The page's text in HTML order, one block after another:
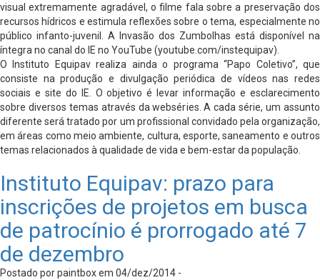
visual extremamente agradável, o filme fala sobre a preservação dos
recursos hídricos e estimula reflexões sobre o tema, especialmente no
público infanto-juvenil. A Invasão dos Zumbolhas está disponível na
íntegra no canal do IE no YouTube (youtube.com/instequipav).
O Instituto Equipav realiza ainda o programa “Papo Coletivo”, que
consiste na produção e divulgação periódica de vídeos nas redes
sociais e site do IE. O objetivo é levar informação e esclarecimento
sobre diversos temas através da webséries. A cada série, um assunto
diferente será tratado por um profissional convidado pela organização,
em áreas como meio ambiente, cultura, esporte, saneamento e outros
temas relacionados à qualidade de vida e bem-estar da população.
Instituto Equipav: prazo para
inscrições de projetos em busca
de patrocínio é prorrogado até 7
de dezembro
Postado por paintbox em 04/dez/2014 -